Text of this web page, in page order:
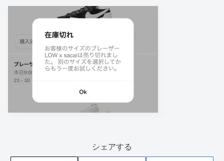
シェアする